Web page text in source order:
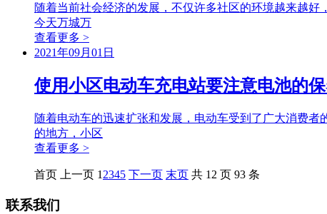
随着当前社会经济的发展，不仅许多社区的环境越来越
今天万城万
查看更多 >
2021年09月01日
使用小区电动车充电站要注意电池的
随着电动车的迅速扩张和发展，电动车受到了广大消费
的地方，小区
查看更多 >
首页 上一页 1 2345 下一页 末页 共 12 页 93 条
联系我们